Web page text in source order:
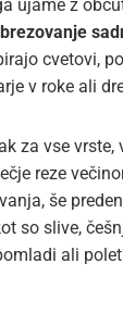
ujame z
cvetovi,
v roke ali
za vse
reze
še
so slive,
ali